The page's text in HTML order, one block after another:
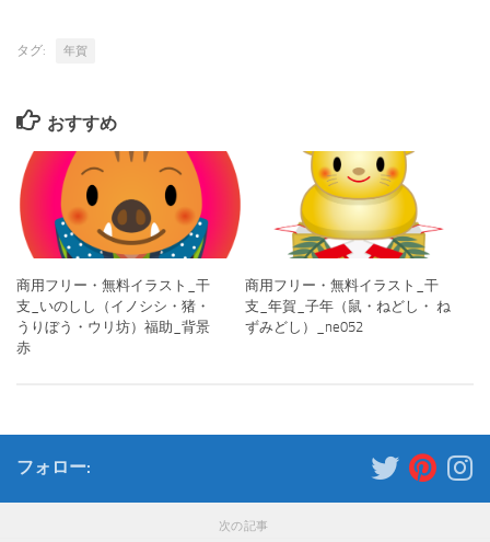
タグ: 年賀
おすすめ
商用フリー・無料イラスト_干
支_いのしし（イノシシ・猪・
うりぼう・ウリ坊）福助_背景
赤
商用フリー・無料イラスト_干
支_年賀_子年（鼠・ねどし・ ね
ずみどし）_ne052
フォロー:
次の記事